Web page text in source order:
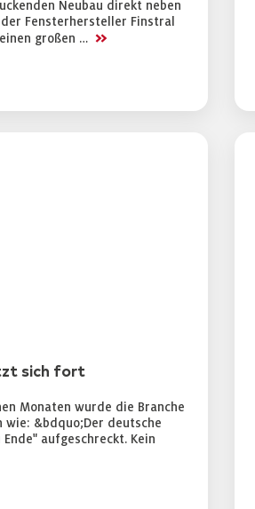
Neubau direkt neben
Fensterhersteller Finstral
großen … >>
sich fort
Monaten wurde die Branche
wie: &bdquo;Der deutsche
Ende" aufgeschreckt. Kein